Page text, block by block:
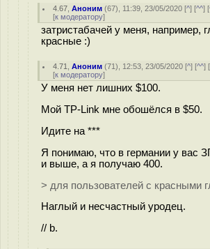
4.67 ,Аноним (67), 11:39, 23/05/2020 [^] [^^] [
[к модератору]
затристабачей у меня, например,
красные :)
4.71 ,Аноним (71), 12:53, 23/05/2020 [^] [^^] [
[к модератору]
У меня нет лишних $100.
Мой TP-Link мне обошёлся в $50.
Идите на ***
Я понимаю, что в германии у вас
и выше, а я получаю 400.
> для пользователей с красными
Наглый и несчастный уродец.
// b.